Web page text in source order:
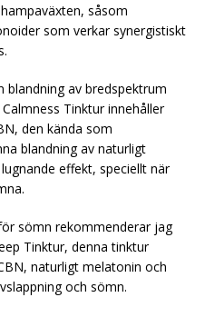
såsom
som verkar synergistiskt
blandning av bredspektrum
Tinktur innehåller
den kända som
blandning av naturligt
effekt, speciellt när
sömn rekommenderar jag
Tinktur, denna tinktur
naturligt melatonin och
och sömn.